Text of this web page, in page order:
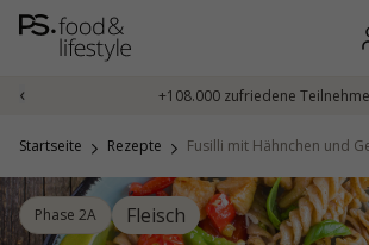
Zum
Inhalt
springen
‹ +108.000 zufriedene
Startseite Rezepte Fusilli mit Hähnchen und
Phase 2A Fleisch